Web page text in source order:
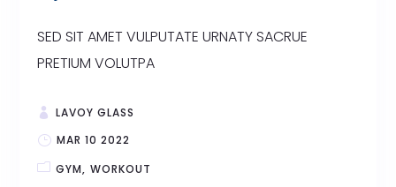
SED SIT AMET VULPUTATE URNATY SACRUE
PRETIUM VOLUTPA
LAVOY GLASS
MAR 10 2022
GYM WORKOUT